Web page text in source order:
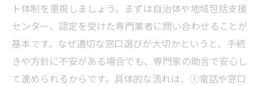
ト体制を重視しましょう。まずは自治体や地域包括支援
センター、認定を受けた専門業者に問い合わせることが
基本です。なぜ適切な窓口選びが大切かというと、手続
きや方針に不安がある場合でも、専門家の助言で安心し
て進められるからです。具体的な流れは、①電話や窓口